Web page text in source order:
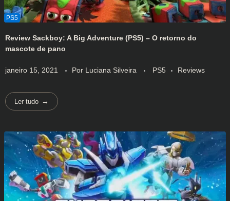
Review Sackboy: A Big Adventure (PS5) – O retorno do
mascote de pano
janeiro 15, 2021 Por Luciana Silveira PS5 Reviews
Ler tudo